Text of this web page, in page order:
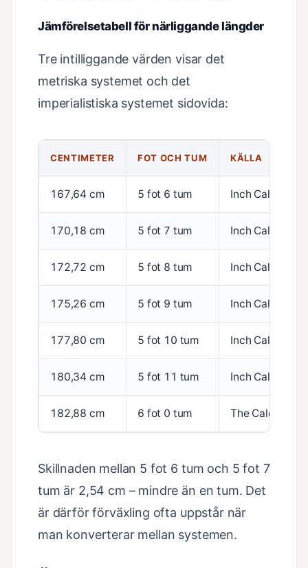
Jämförelsetabell för närliggande längder
Tre intilliggande värden visar det
metriska systemet och det
imperialistiska systemet sidovida:
CENTIMETER FOT OCH TUM KÄLLA
167,64 cm 5 fot 6 tum Inch Calculator
170,18 cm 5 fot 7 tum Inch Calculator
172,72 cm 5 fot 8 tum Inch Calculator
175,26 cm 5 fot 9 tum Inch Calculator
177,80 cm 5 fot 10 tum Inch Calculator
180,34 cm 5 fot 11 tum Inch Calculator
182,88 cm 6 fot 0 tum The Calculator
Skillnaden mellan 5 fot 6 tum och 5 fot 7
tum är 2,54 cm – mindre än en tum. Det
är därför förväxling ofta uppstår när
man konverterar mellan systemen.